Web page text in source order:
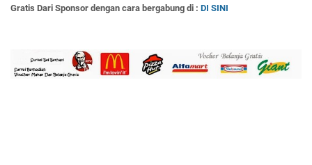
Gratis Dari Sponsor dengan cara bergabung di : DI SINI